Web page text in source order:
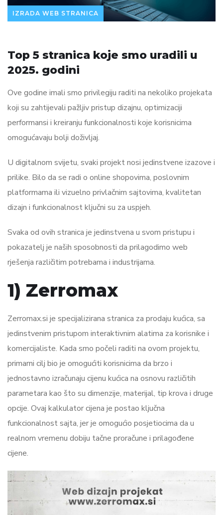
IZRADA WEB STRANICA
Top 5 stranica koje smo uradili u
2025. godini
Ove godine imali smo privilegiju raditi na nekoliko projekata
koji su zahtijevali pažljiv pristup dizajnu, optimizaciji
performansi i kreiranju funkcionalnosti koje korisnicima
omogućavaju bolji doživljaj.
U digitalnom svijetu, svaki projekt nosi jedinstvene izazove i
prilike. Bilo da se radi o online shopovima, poslovnim
platformama ili vizuelno privlačnim sajtovima, kvalitetan
dizajn i funkcionalnost ključni su za uspjeh.
Svaka od ovih stranica je jedinstvena u svom pristupu i
pokazatelj je naših sposobnosti da prilagodimo web
rješenja različitim potrebama i industrijama.
1) Zerromax
Zerromax.si je specijalizirana stranica za prodaju kućica, sa
jedinstvenim pristupom interaktivnim alatima za korisnike i
komercijaliste. Kada smo počeli raditi na ovom projektu,
primarni cilj bio je omogućiti korisnicima da brzo i
jednostavno izračunaju cijenu kućica na osnovu različitih
parametara kao što su dimenzije, materijal, tip krova i druge
opcije. Ovaj kalkulator cijena je postao ključna
funkcionalnost sajta, jer je omogućio posjetiocima da u
realnom vremenu dobiju tačne proračune i prilagođene
cijene.